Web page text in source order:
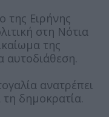
της Ειρήνης
στη Νότια
της
αυτοδιάθεση.
ανατρέπει
τη δημοκρατία.